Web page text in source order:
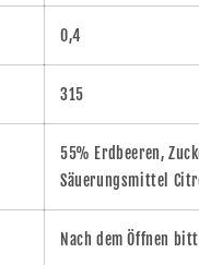
0,4
315
55% Erdbeeren,
Säuerungsmittel
Nach dem Öffnen